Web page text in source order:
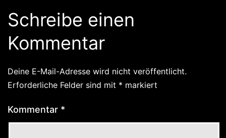
Schreibe einen
Kommentar
Deine E-Mail-Adresse wird nicht veröffentlicht.
Erforderliche Felder sind mit * markiert
Kommentar *